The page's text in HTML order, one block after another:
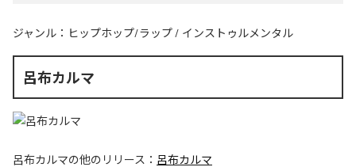
ジャンル： ヒップホップ/ラップ / インストゥルメンタル
呂布カルマ
呂布カルマの他のリリース： 呂布カルマ